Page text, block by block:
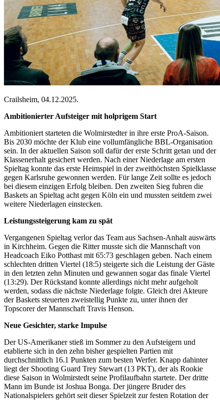
Crailsheim, 04.12.2025.
Ambitionierter Aufsteiger mit holprigem Start
Ambitioniert starteten die Wolmirstedter in ihre erste ProA-Saison.
Bis 2030 möchte der Klub eine vollumfängliche BBL-Organisation
sein. In der aktuellen Saison soll dafür der erste Schritt getan und der
Klassenerhalt gesichert werden. Nach einer Niederlage am ersten
Spieltag konnte das erste Heimspiel in der zweithöchsten Spielklasse
gegen Karlsruhe gewonnen werden. Für lange Zeit sollte es jedoch
bei diesem einzigen Erfolg bleiben. Den zweiten Sieg fuhren die
Baskets an Spieltag acht gegen Köln ein und mussten seitdem zwei
weitere Niederlagen einstecken.
Leistungssteigerung kam zu spät
Vergangenen Spieltag verlor das Team aus Sachsen-Anhalt auswärts
in Kirchheim. Gegen die Ritter musste sich die Mannschaft von
Headcoach Eiko Potthast mit 65:73 geschlagen geben. Nach einem
schlechten dritten Viertel (18:5) steigerte sich die Leistung der Gäste
in den letzten zehn Minuten und gewannen sogar das finale Viertel
(13:29). Der Rückstand konnte allerdings nicht mehr aufgeholt
werden, sodass die nächste Niederlage folgte. Gleich drei Akteure
der Baskets steuerten zweistellig Punkte zu, unter ihnen der
Topscorer der Mannschaft Travis Henson.
Neue Gesichter, starke Impulse
Der US-Amerikaner stieß im Sommer zu den Aufsteigern und
etablierte sich in den zehn bisher gespielten Partien mit
durchschnittlich 16.1 Punkten zum besten Werfer. Knapp dahinter
liegt der Shooting Guard Trey Stewart (13 PKT), der als Rookie
diese Saison in Wolmirstedt seine Profilaufbahn startete. Der dritte
Mann im Bunde ist Joshua Bonga. Der jüngere Bruder des
Nationalspielers gehört seit dieser Spielzeit zur festen Rotation der